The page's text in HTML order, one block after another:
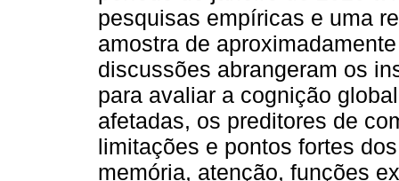
pesquisas empíricas e uma
amostra de
discussões abrangeram os
para avaliar a cognição
afetadas, os preditores de
limitações e pontos fortes
memória, atenção, funções